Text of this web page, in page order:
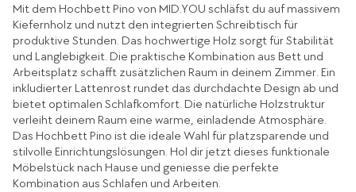
Mit dem Hochbett Pino von MID.YOU schläfst du auf massivem
Kiefernholz und nutzt den integrierten Schreibtisch für
produktive Stunden. Das hochwertige Holz sorgt für Stabilität
und Langlebigkeit. Die praktische Kombination aus Bett und
Arbeitsplatz schafft zusätzlichen Raum in deinem Zimmer. Ein
inkludierter Lattenrost rundet das durchdachte Design ab und
bietet optimalen Schlafkomfort. Die natürliche Holzstruktur
verleiht deinem Raum eine warme, einladende Atmosphäre.
Das Hochbett Pino ist die ideale Wahl für platzsparende und
stilvolle Einrichtungslösungen. Hol dir jetzt dieses funktionale
Möbelstück nach Hause und geniesse die perfekte
Kombination aus Schlafen und Arbeiten.